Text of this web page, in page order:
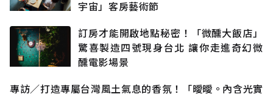
宇宙」客房藝術節
訂房才能開啟地點秘密！「微醺大飯店」
驚喜製造四號現身台北 讓你走進奇幻微
醺電影場景
專訪／打造專屬台灣風土氣息的香氛！「曖曖。內含光實